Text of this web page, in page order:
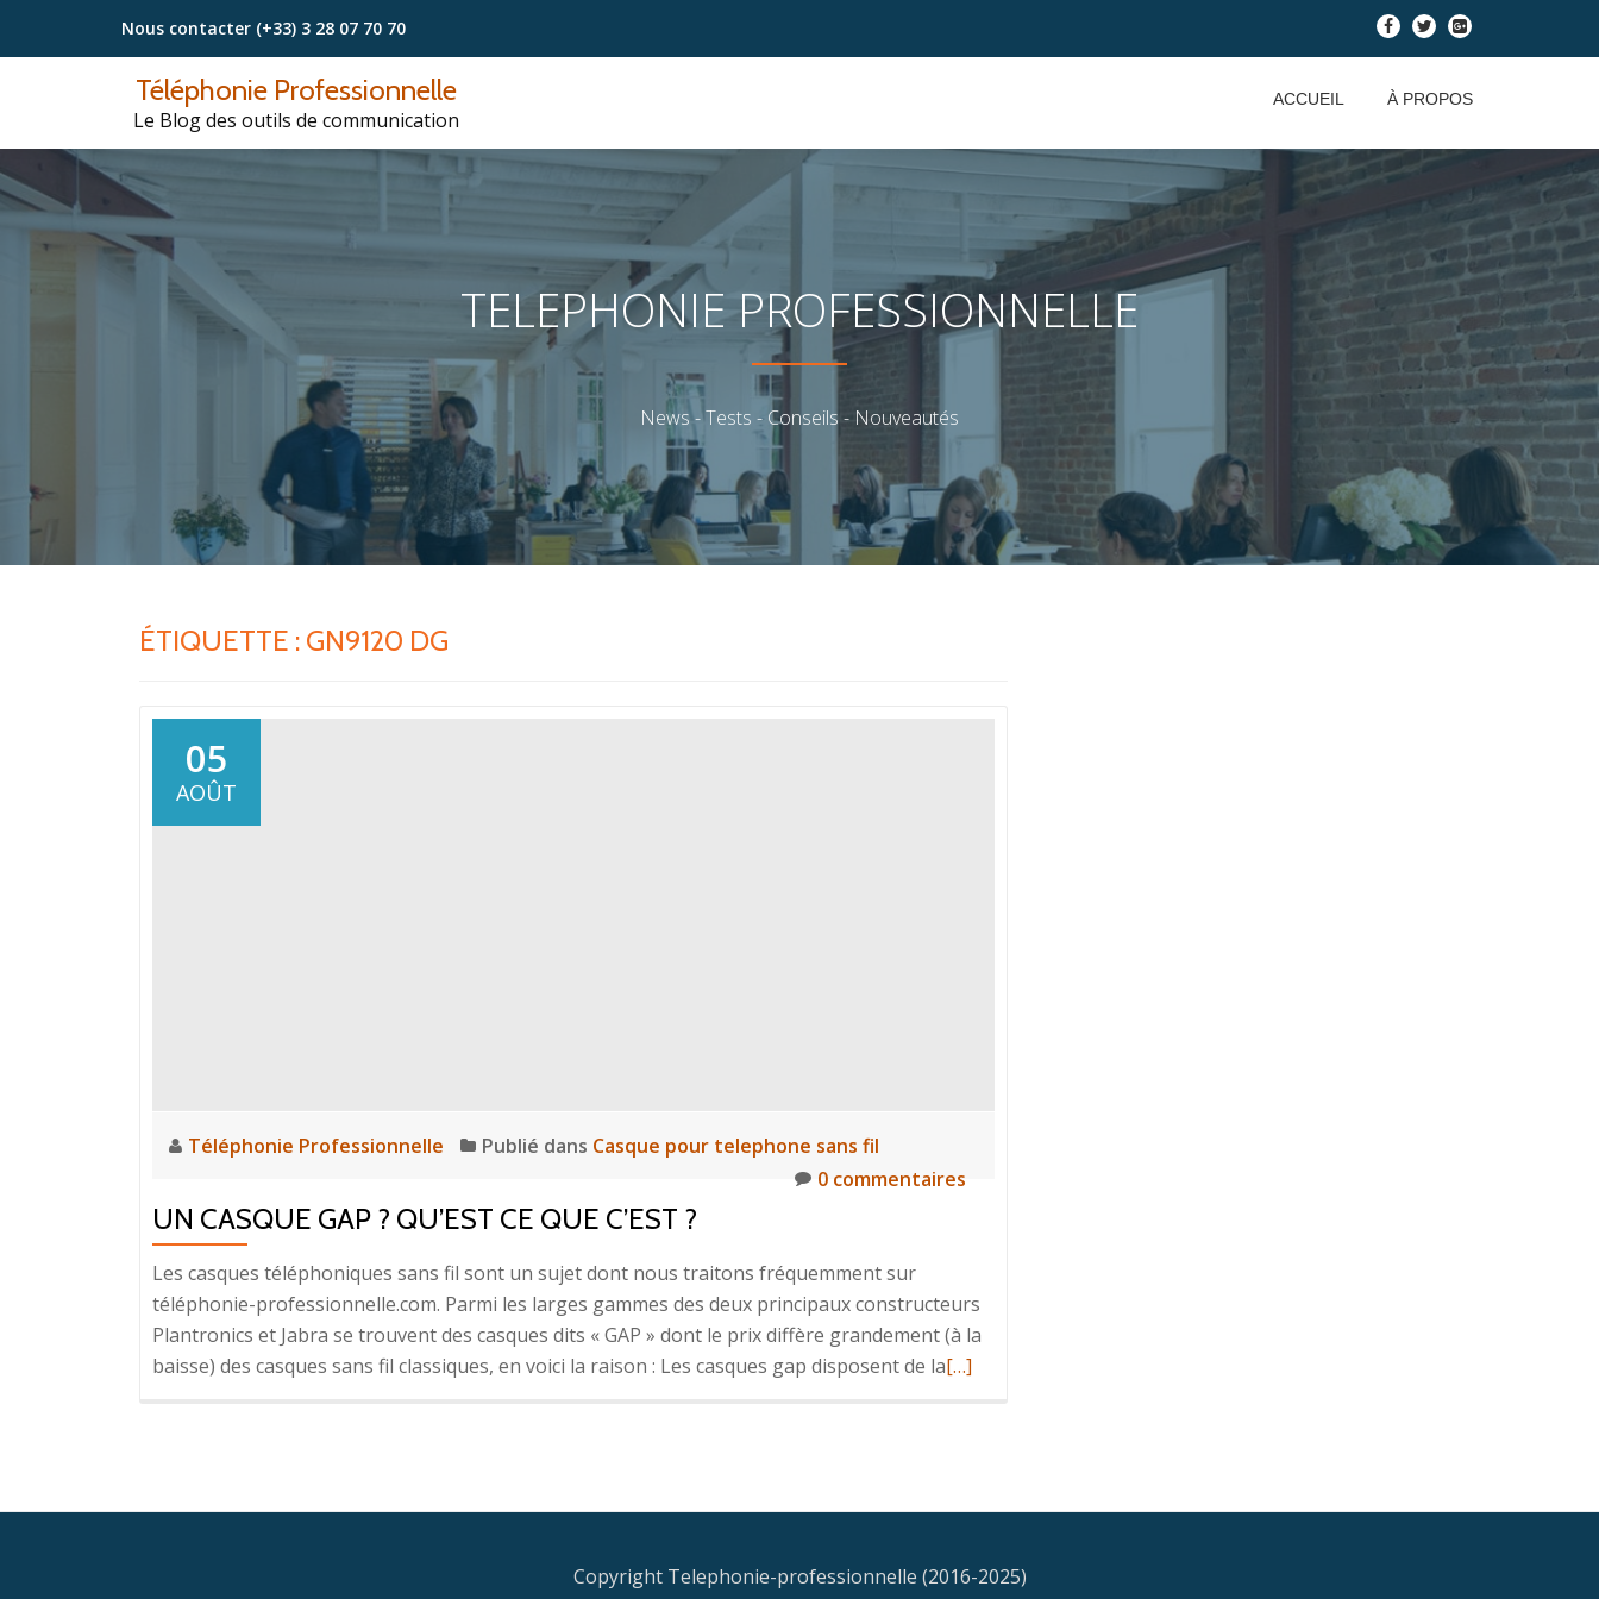
Aller
Nous contacter (+33) 3 28 07 70 70 - - -
Téléphonie Professionnelle
Le Blog des outils de communication
ACCUEIL À PROPOS
TELEPHONIE PROFESSIONNELLE
News - Tests - Conseils - Nouveautés
ÉTIQUETTE : GN9120 DG
05
AOÛT
Téléphonie Professionnelle Publié dans Casque pour telephone sans fil
0 commentaires
UN CASQUE GAP ? QU’EST CE QUE C’EST ?
Les casques téléphoniques sans fil sont un sujet dont nous traitons fréquemment sur
téléphonie-professionnelle.com. Parmi les larges gammes des deux principaux constructeurs
Plantronics et Jabra se trouvent des casques dits « GAP » dont le prix diffère grandement (à la
baisse) des casques sans fil classiques, en voici la raison : Les casques gap disposent de laEn
Gap
Qu’est
[…]
Copyright Telephonie-professionnelle (2016-2025)